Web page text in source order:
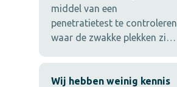
middel van een
penetratietest te controleren
waar de zwakke plekken zi…
Wij hebben weinig kennis